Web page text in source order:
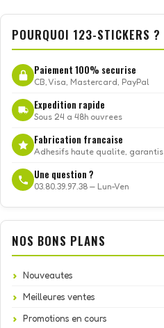
POURQUOI 123-STICKERS ?
Paiement 100% securise
CB, Visa, Mastercard, PayPal
Expedition rapide
Sous 24 a 48h ouvrees
Fabrication francaise
Adhesifs haute qualite, garantis
Une question ?
03.80.39.97.38 — Lun-Ven
NOS BONS PLANS
Nouveautes
Meilleures ventes
Promotions en cours